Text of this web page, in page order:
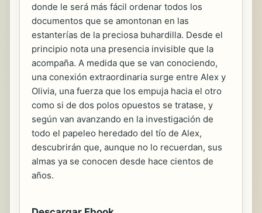
donde le será más fácil ordenar todos los
documentos que se amontonan en las
estanterías de la preciosa buhardilla. Desde el
principio nota una presencia invisible que la
acompaña. A medida que se van conociendo,
una conexión extraordinaria surge entre Alex y
Olivia, una fuerza que los empuja hacia el otro
como si de dos polos opuestos se tratase, y
según van avanzando en la investigación de
todo el papeleo heredado del tío de Alex,
descubrirán que, aunque no lo recuerdan, sus
almas ya se conocen desde hace cientos de
años.